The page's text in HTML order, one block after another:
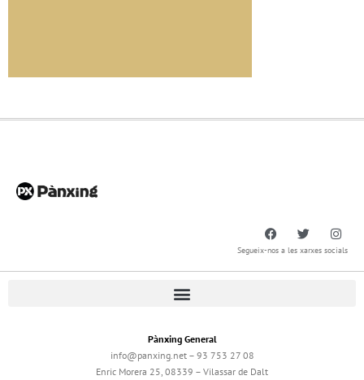
Segueix-nos a les xarxes socials
Pànxing General
info@panxing.net – 93 753 27 08
Enric Morera 25, 08339 – Vilassar de Dalt